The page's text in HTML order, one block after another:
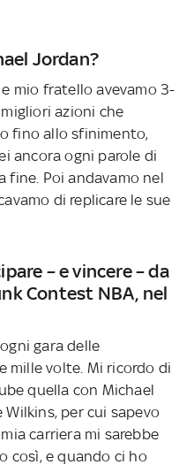
Jordan?
mio fratello avevamo 3-
azioni che
fino allo sfinimento,
ancora ogni parole di
fine. Poi andavamo nel
di replicare le sue
– e vincere – da
Contest NBA, nel
gara delle
mille volte. Mi ricordo di
quella con Michael
per cui sapevo
carriera mi sarebbe
così, e quando ci ho